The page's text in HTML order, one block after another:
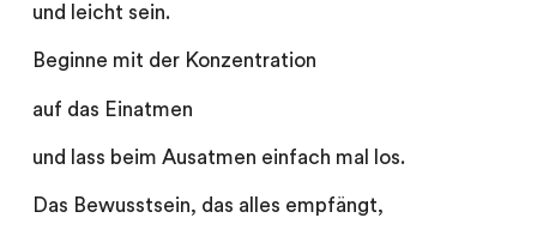
und leicht sein.
Beginne mit der Konzentration
auf das Einatmen
und lass beim Ausatmen einfach mal los.
Das Bewusstsein, das alles empfängt,